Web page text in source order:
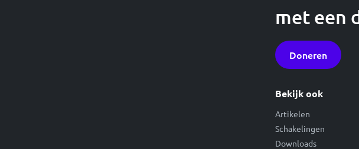
met een
Doneren
Bekijk ook
Artikelen
Schakelingen
Downloads